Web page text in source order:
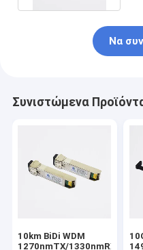
Να
Συνιστώμενα
10km BiDi WDM
1270nmTX/1330nmRX